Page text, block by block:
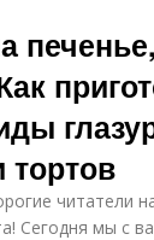
тортов
читатели
Сегодня мы с